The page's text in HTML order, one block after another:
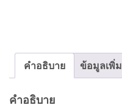
90
VAC013-
คำอธิบาย ข้อมูลเพิ่
คำอธิบาย